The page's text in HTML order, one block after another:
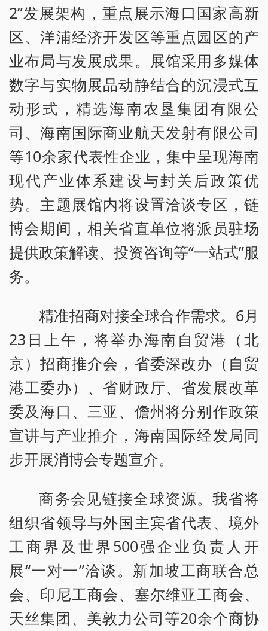
2”发展架构，重点展示海口国家高新
区、洋浦经济开发区等重点园区的产
业布局与发展成果。展馆采用多媒体
数字与实物展品动静结合的沉浸式互
动形式，精选海南农垦集团有限公
司、海南国际商业航天发射有限公司
等10余家代表性企业，集中呈现海南
现代产业体系建设与封关后政策优
势。主题展馆内将设置洽谈专区，链
博会期间，相关省直单位将派员驻场
提供政策解读、投资咨询等“一站式”服
务。
精准招商对接全球合作需求。6月
23日上午，将举办海南自贸港（北
京）招商推介会，省委深改办（自贸
港工委办）、省财政厅、省发展改革
委及海口、三亚、儋州将分别作政策
宣讲与产业推介，海南国际经发局同
步开展消博会专题宣介。
商务会见链接全球资源。我省将
组织省领导与外国主宾省代表、境外
工商界及世界500强企业负责人开
展“一对一”洽谈。新加坡工商联合总
会、印尼工商会、塞尔维亚工商会、
天丝集团、美敦力公司等20余个商协